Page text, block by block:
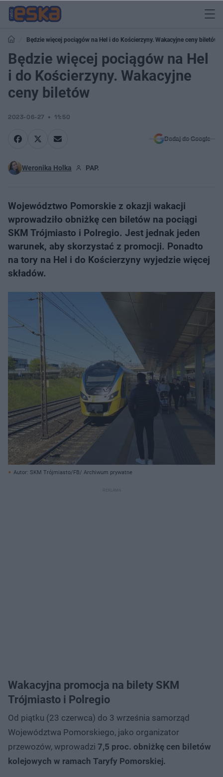
Będzie więcej pociągów na Hel i do Kościerzyny. Wakacyjne ceny biletów
Będzie więcej pociągów na Hel
i do Kościerzyny. Wakacyjne
ceny biletów
2023-06-27 11:50
Dodaj do Google
Weronika Holka PAP.
Województwo Pomorskie z okazji wakacji
wprowadziło obniżkę cen biletów na pociągi
SKM Trójmiasto i Polregio. Jest jednak jeden
warunek, aby skorzystać z promocji. Ponadto
na tory na Hel i do Kościerzyny wyjedzie więcej
składów.
Autor: SKM Trójmiasto/FB/ Archiwum prywatne
Wakacyjna promocja na bilety SKM
Trójmiasto i Polregio
Od piątku (23 czerwca) do 3 września samorząd
Województwa Pomorskiego, jako organizator
przewozów, wprowadzi 7,5 proc. obniżkę cen biletów
kolejowych w ramach Taryfy Pomorskiej.